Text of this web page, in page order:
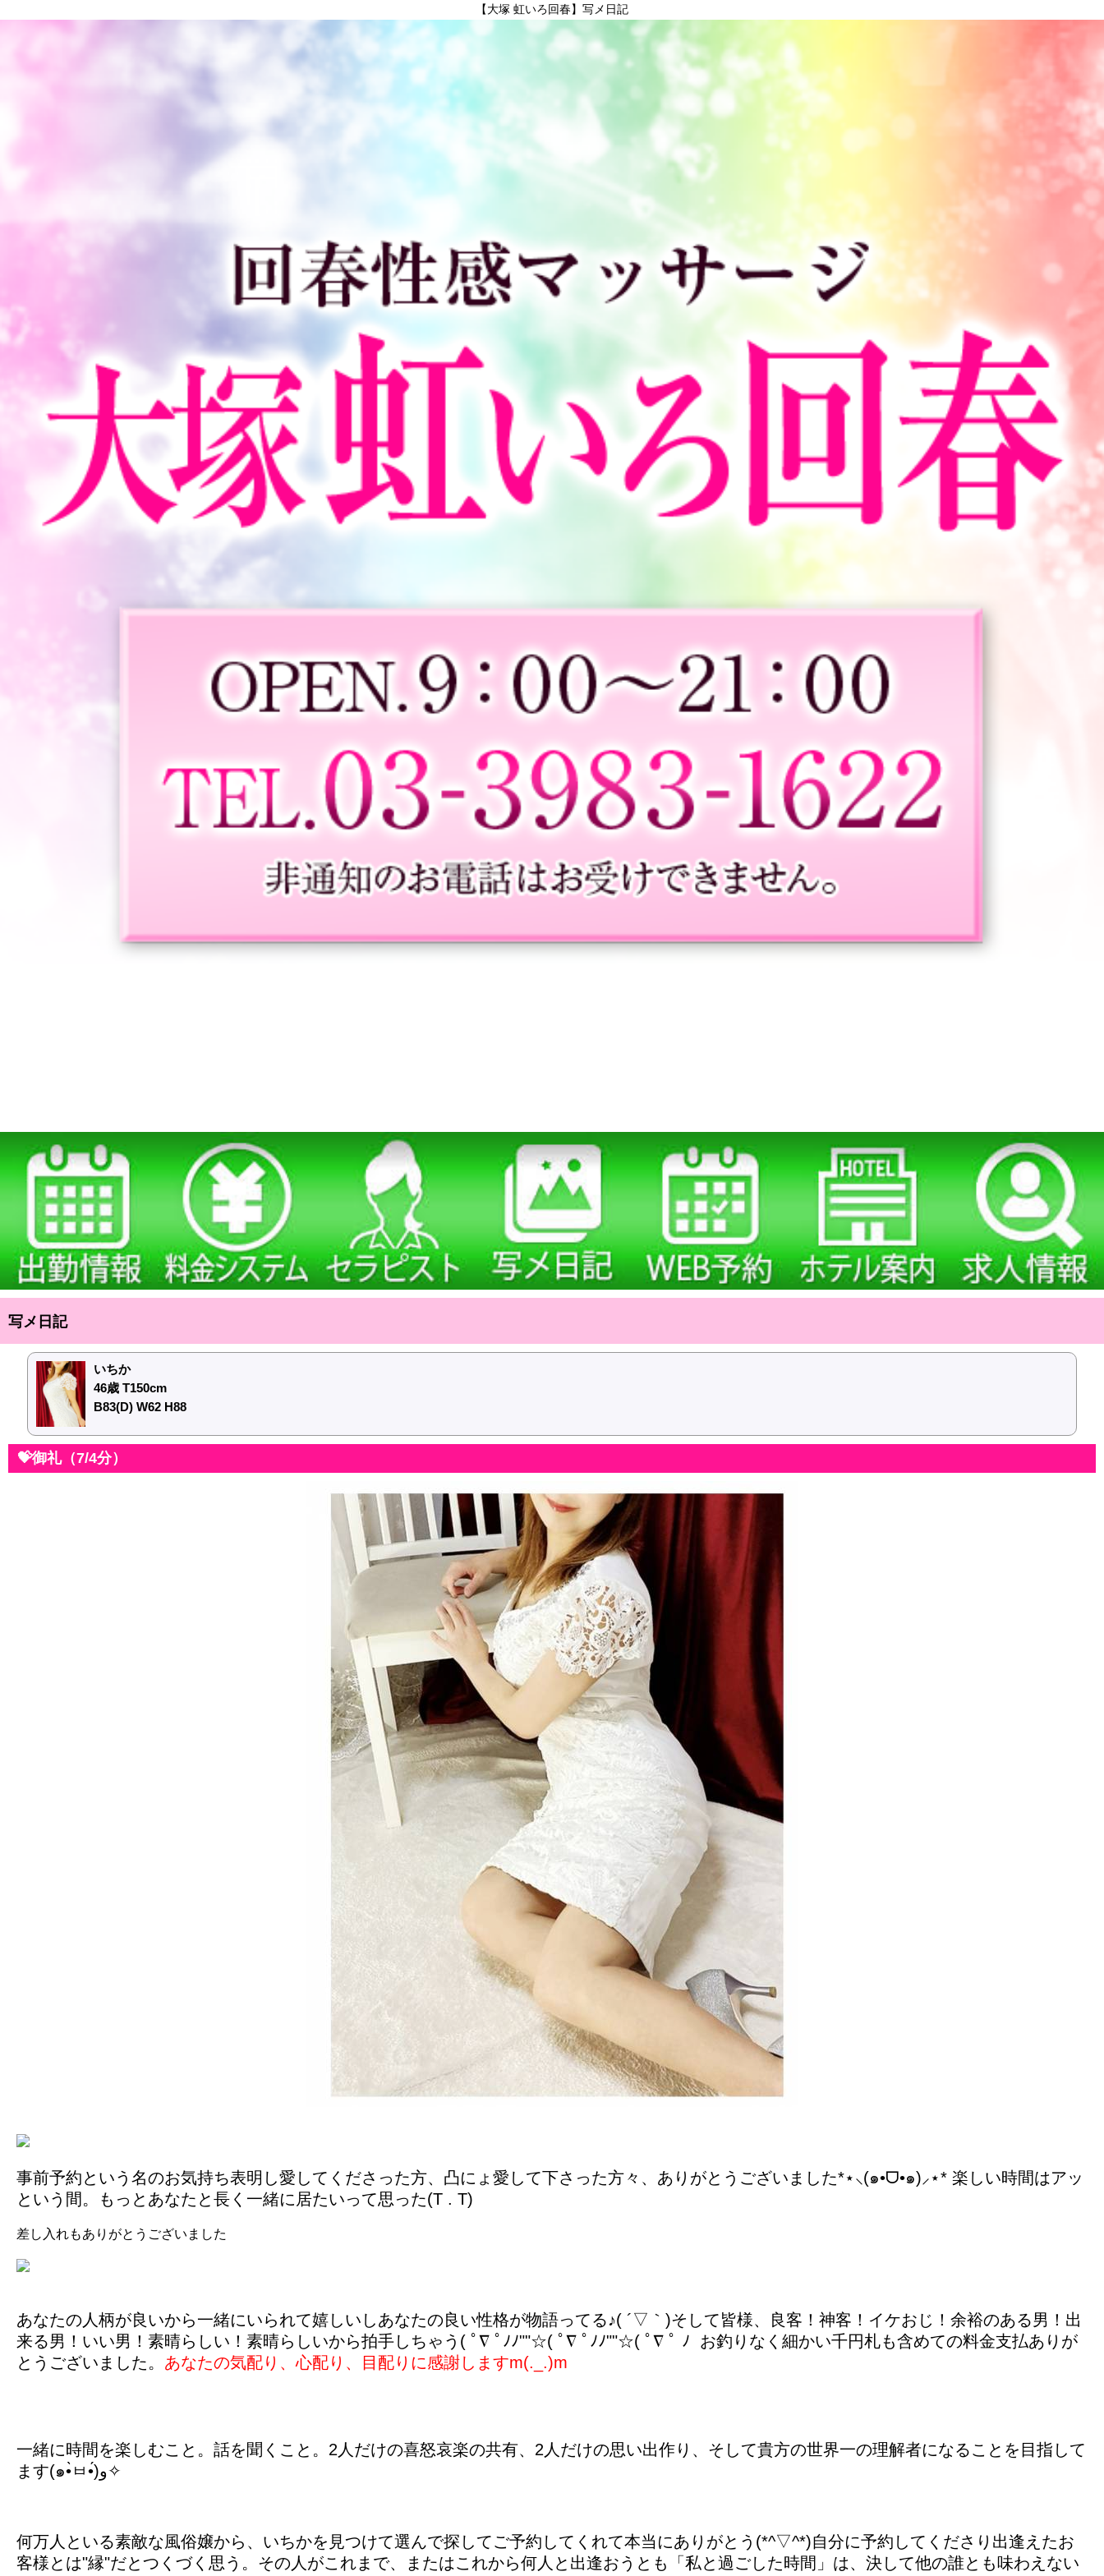
【大塚 虹いろ回春】写メ日記
写メ日記
いちか
46歳 T150cm
B83(D) W62 H88
💝御礼（7/4分）
事前予約という名のお気持ち表明し愛してくださった方、凸にょ愛して下さった方々、ありがとうございました*⋆⸜(๑•ᗜ•๑)⸝⋆* 楽しい時間はアッ
という間。もっとあなたと長く一緒に居たいって思った(T . T)
差し入れもありがとうございました
あなたの人柄が良いから一緒にいられて嬉しいしあなたの良い性格が物語ってる♪( ´▽｀)そして皆様、良客！神客！イケおじ！余裕のある男！出
来る男！いい男！素晴らしい！素晴らしいから拍手しちゃう( ﾟ∇ ﾟﾉﾉ""☆( ﾟ∇ ﾟﾉﾉ""☆( ﾟ∇ ﾟ ﾉ お釣りなく細かい千円札も含めての料金支払ありが
とうございました。 あなたの気配り、心配り、目配りに感謝しますm(._.)m
一緒に時間を楽しむこと。話を聞くこと。2人だけの喜怒哀楽の共有、2人だけの思い出作り、そして貴方の世界一の理解者になることを目指して
ます(๑•̀ㅂ•́)و✧︎
何万人といる素敵な風俗嬢から、いちかを見つけて選んで探してご予約してくれて本当にありがとう(*^▽^*)自分に予約してくださり出逢えたお
客様とは"縁"だとつくづく思う。その人がこれまで、またはこれから何人と出逢おうとも「私と過ごした時間」は、決して他の誰とも味わえない